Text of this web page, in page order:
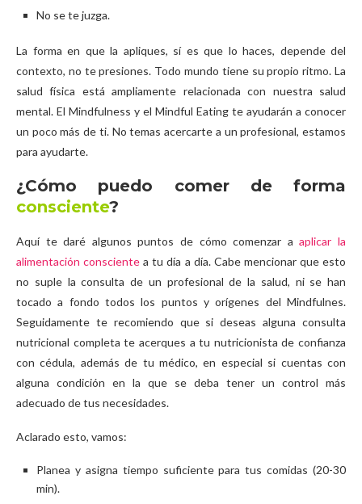
No se te juzga.
La forma en que la apliques, sí es que lo haces, depende del
contexto, no te presiones. Todo mundo tiene su propio ritmo. La
salud física está ampliamente relacionada con nuestra salud
mental. El Mindfulness y el Mindful Eating te ayudarán a conocer
un poco más de ti. No temas acercarte a un profesional, estamos
para ayudarte.
¿Cómo puedo comer de forma
consciente?
Aquí te daré algunos puntos de cómo comenzar aaplicar la
alimentación consciente a tu día a día. Cabe mencionar que esto
no suple la consulta de un profesional de la salud, ni se han
tocado a fondo todos los puntos y orígenes del Mindfulnes.
Seguidamente te recomiendo que si deseas alguna consulta
nutricional completa te acerques a tu nutricionista de confianza
con cédula, además de tu médico, en especial si cuentas con
alguna condición en la que se deba tener un control más
adecuado de tus necesidades.
Aclarado esto, vamos:
Planea y asigna tiempo suficiente para tus comidas (20-30
min).